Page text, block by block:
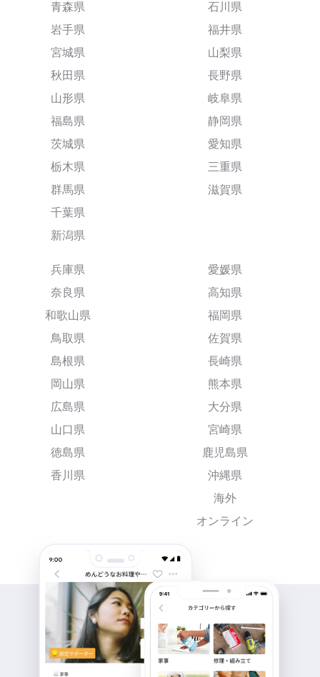
青森県
岩手県
宮城県
秋田県
山形県
福島県
茨城県
栃木県
群馬県
千葉県
新潟県
石川県
福井県
山梨県
長野県
岐阜県
静岡県
愛知県
三重県
滋賀県
兵庫県
奈良県
和歌山県
鳥取県
島根県
岡山県
広島県
山口県
徳島県
香川県
愛媛県
高知県
福岡県
佐賀県
長崎県
熊本県
大分県
宮崎県
鹿児島県
沖縄県
海外
オンライン